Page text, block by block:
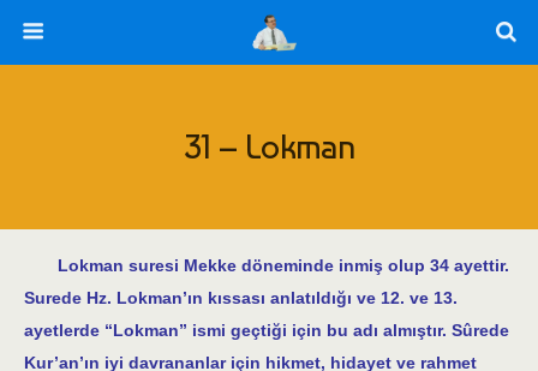
31 – Lokman
Lokman suresi Mekke döneminde inmiş olup 34 ayettir.
Surede Hz. Lokman’ın kıssası anlatıldığı ve 12. ve 13.
ayetlerde “Lokman” ismi geçtiği için bu adı almıştır. Sûrede
Kur’an’ın iyi davrananlar için hikmet, hidayet ve rahmet